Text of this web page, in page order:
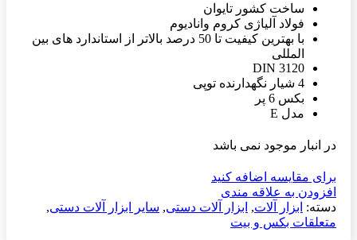
ساخت کشور تایوان
فولاد آلیاژی کروم وانادیوم
با بهترین کیفیت تا 50 درصد بالاتر از استاندارد های بین
المللی
DIN 3120
4 شیار نگهدارنده توپی
بکس 6 پر
مدل E
در انبار موجود نمی باشد
برای مقایسه اضافه کنید
افزودن به علاقه مندی
دسته: ابزار آلات, ابزار آلات دستی, سایر ابزار آلات دستی,
متعلقات بکس و بیت